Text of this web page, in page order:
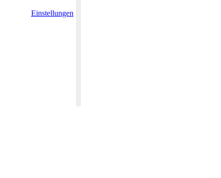
Einstellungen